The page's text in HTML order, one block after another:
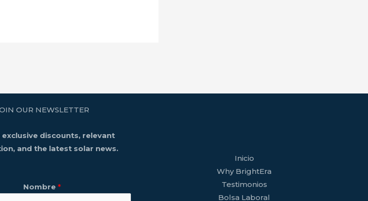
OUR NEWSLETTER
exclusive discounts, relevant
and the latest solar news.
Nombre *
Inicio
Why BrightEra
Testimonios
Bolsa Laboral
tiktoktwitter